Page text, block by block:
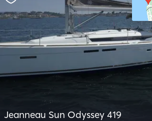
Jeanneau Sun Odyssey 419